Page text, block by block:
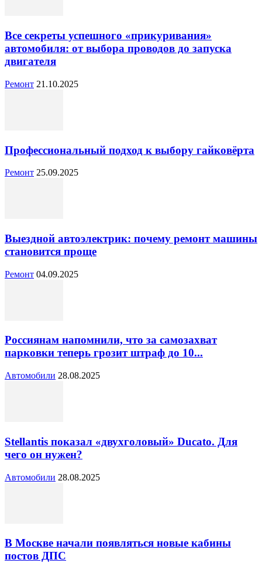
Все секреты успешного «прикуривания»
автомобиля: от выбора проводов до запуска
двигателя
Ремонт 21.10.2025
Профессиональный подход к выбору гайковёрта
Ремонт 25.09.2025
Выездной автоэлектрик: почему ремонт машины
становится проще
Ремонт 04.09.2025
Россиянам напомнили, что за самозахват
парковки теперь грозит штраф до 10...
Автомобили 28.08.2025
Stellantis показал «двухголовый» Ducato. Для
чего он нужен?
Автомобили 28.08.2025
В Москве начали появляться новые кабины
постов ДПС